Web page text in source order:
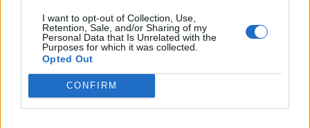
I want to opt-out of Collection, Use,
Retention, Sale, and/or Sharing of my
Personal Data that Is Unrelated with the
Purposes for which it was collected.
Opted Out
CONFIRM